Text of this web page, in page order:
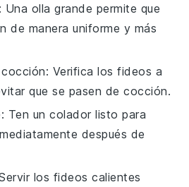
: Una olla grande permite que
de manera uniforme y más
: Verifica losfideos a
que se pasen de cocción.
: Ten un colador listo para
después de
los fideos calientes